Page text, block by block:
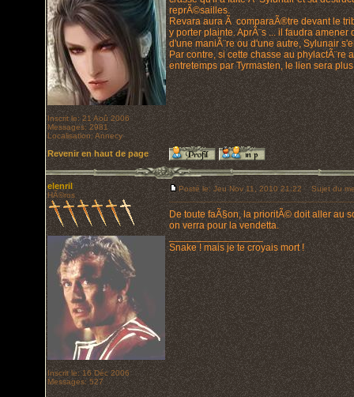
Inscrit le: 21 Aoû 2006
Messages: 2981
Localisation: Annecy
reprÃ©sailles.
Revara aura Ã comparaÃ®tre devant le
y porter plainte. AprÃ¨s ... il faudra
d'une maniÃ¨re ou d'une autre, Sylunair
Par contre, si cette chasse au
entretemps par Tyrmasten, le lien sera
Revenir en haut de page
elenril
HÃ©ros
Inscrit le: 16 Déc 2006
Messages: 527
Posté le: Jeu Nov 11, 2010 21:22 Sujet du
De toute faÃ§on, la prioritÃ© doit aller au
on verra pour la vendetta.
_________________
Snake ! mais je te croyais mort !